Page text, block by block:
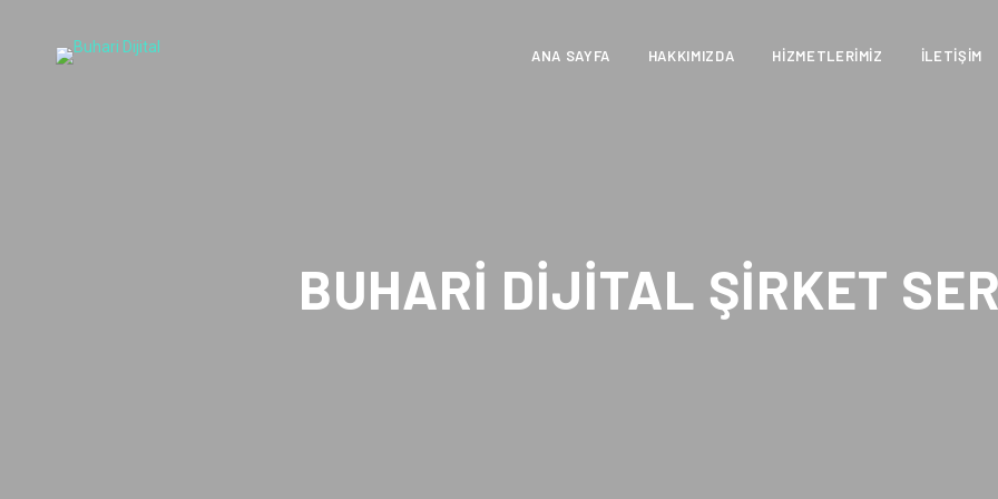
ANA SAYFA HAKKIMIZDA HIZMETLERIMIZ İLETIŞIM
BUHARI DIJITAL ŞIRKET